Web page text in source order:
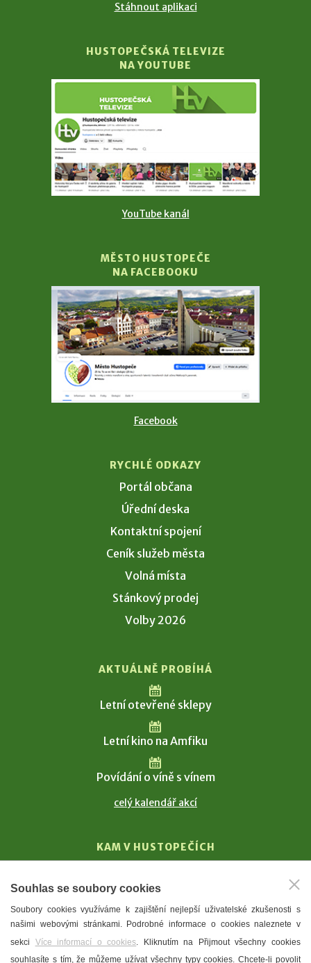
Stáhnout aplikaci
HUSTOPEČSKÁ TELEVIZE
NA YOUTUBE
YouTube kanál
MĚSTO HUSTOPEČE
NA FACEBOOKU
Facebook
RYCHLÉ ODKAZY
Portál občana
Úřední deska
Kontaktní spojení
Ceník služeb města
Volná místa
Stánkový prodej
Volby 2026
AKTUÁLNĚ PROBÍHÁ
Letní otevřené sklepy
Letní kino na Amfiku
Povídání o víně s vínem
celý kalendář akcí
KAM V HUSTOPEČÍCH
T. G. Masaryk
Mandloně
Ubytování
Restaurace
Souhlas se soubory cookies
Soubory cookies využíváme k zajištění nejlepší uživatelské zkušenosti s
našimi webovými stránkami. Podrobné informace o cookies naleznete v
sekci Více informací o cookies. Kliknutím na Přijmout všechny cookies
souhlasíte s tím, že můžeme užívat všechny typy cookies. Chcete-li povolit